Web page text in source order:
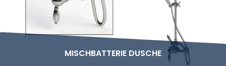
MISCHBATTERIE DUSCHE